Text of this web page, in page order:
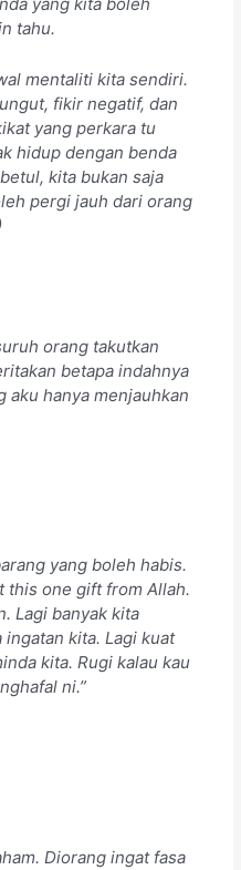
yang kita boleh
tahu.
mentaliti kita sendiri.
fikir negatif, dan
yang perkara tu
hidup dengan benda
kita bukan saja
pergi jauh dari orang
orang takutkan
betapa indahnya
aku hanya menjauhkan
yang boleh habis.
this one gift from Allah.
Lagi banyak kita
kita. Lagi kuat
kita. Rugi kalau kau
ni.”
Diorang ingat fasa